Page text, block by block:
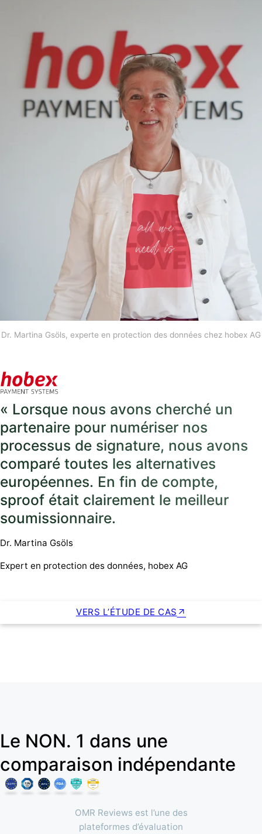
Dr. Martina Gsöls, experte en protection des données chez hobex AG
« Lorsque nous avons cherché un
partenaire pour numériser nos
processus de signature, nous avons
comparé toutes les alternatives
européennes. En fin de compte,
sproof était clairement le meilleur
soumissionnaire.
Dr. Martina Gsöls
Expert en protection des données, hobex AG
VERS L’ÉTUDE DE CAS
Le NON. 1 dans une
comparaison indépendante
OMR Reviews est l’une des
plateformes d’évaluation